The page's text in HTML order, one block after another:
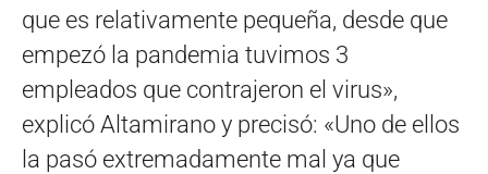
que es relativamente pequeña, desde que
empezó la pandemia tuvimos 3
empleados que contrajeron el virus»,
explicó Altamirano y precisó: «Uno de ellos
la pasó extremadamente mal ya que